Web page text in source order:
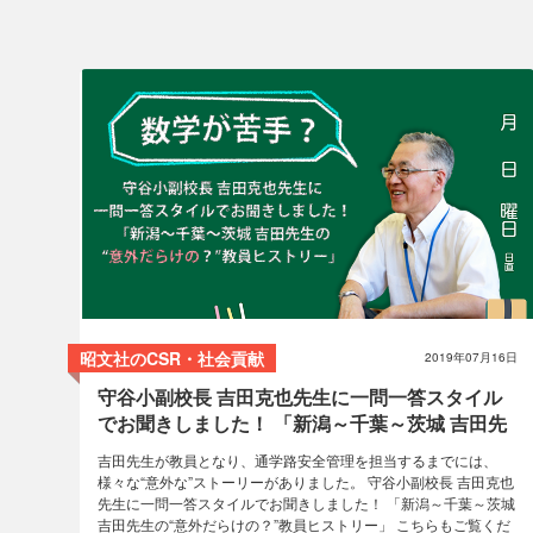
MAPPLEサポーター
コラム
昭文社のCSR・社会貢献 2019年07月16日
守谷小副校長 吉田克也先生に一問一答スタイル
でお聞きしました！ 「新潟～千葉～茨城 吉田先
生の“意外だらけの？”教員ヒストリー」
吉田先生が教員となり、通学路安全管理を担当するまでには、
様々な“意外な”ストーリーがありました。 守谷小副校長 吉田克也
先生に一問一答スタイルでお聞きしました！ 「新潟～千葉～茨城
吉田先生の“意外だらけの？”教員ヒストリー」 こちらもご覧くだ